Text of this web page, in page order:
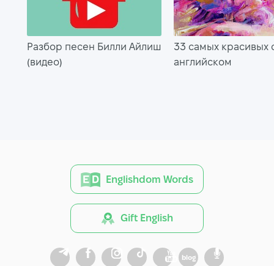
Разбор песен Билли Айлиш
(видео)
33 самых красивых
английском
Englishdom Words
Gift English
blog